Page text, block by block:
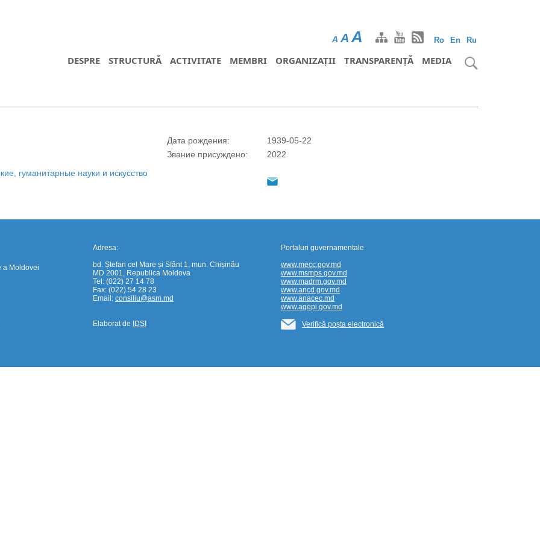
Ro En Ru
A A A
DESPRE STRUCTURĂ ACTIVITATE MEMBRI ORGANIZAȚII TRANSPARENȚĂ MEDIA
Дата рождения:
Звание присуждено:
1939-05-22
2022
гуманитарные науки и искусство
a Moldovei
Adresa:
bd. Ștefan cel Mare și Sfânt 1, mun. Chișinău
MD 2001, Republica Moldova
Tel: (022) 27 14 78
Fax: (022) 54 28 23
Email: consiliu@asm.md
Elaborat de IDSI
Portaluri guvernamentale
www.mecc.gov.md
www.msmps.gov.md
www.madrm.gov.md
www.ancd.gov.md
www.anacec.md
www.agepi.gov.md
Verifică poșta electronică